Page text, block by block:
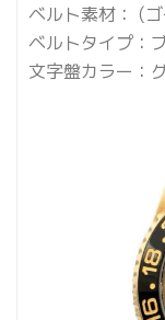
ベルト素材： (
ベルトタイプ：
文字盤カラー：